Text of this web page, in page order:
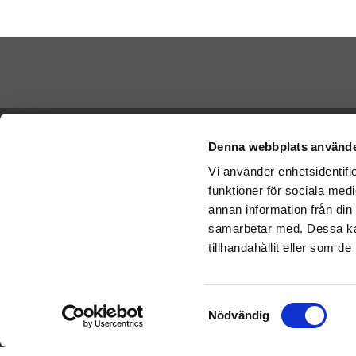
Denna webbplats
Vi använder
funktioner för sociala
annan information från
samarbetar med. Dessa
tillhandahållit eller som
Samtyckesval
Nödvändig
Doppresent
Vi skickar
Schenker: